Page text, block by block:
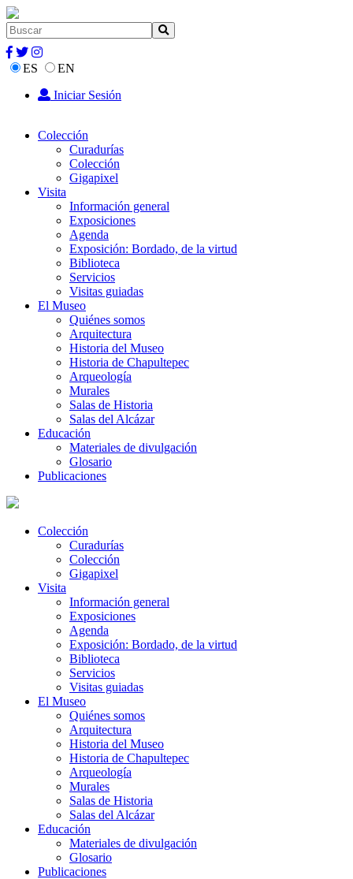
ES
EN
Iniciar Sesión
Colección
Curadurías
Colección
Gigapixel
Visita
Información general
Exposiciones
Agenda
Exposición: Bordado, de la virtud
Biblioteca
Servicios
Visitas guiadas
El Museo
Quiénes somos
Arquitectura
Historia del Museo
Historia de Chapultepec
Arqueología
Murales
Salas de Historia
Salas del Alcázar
Educación
Materiales de divulgación
Glosario
Publicaciones
Colección
Curadurías
Colección
Gigapixel
Visita
Información general
Exposiciones
Agenda
Exposición: Bordado, de la virtud
Biblioteca
Servicios
Visitas guiadas
El Museo
Quiénes somos
Arquitectura
Historia del Museo
Historia de Chapultepec
Arqueología
Murales
Salas de Historia
Salas del Alcázar
Educación
Materiales de divulgación
Glosario
Publicaciones